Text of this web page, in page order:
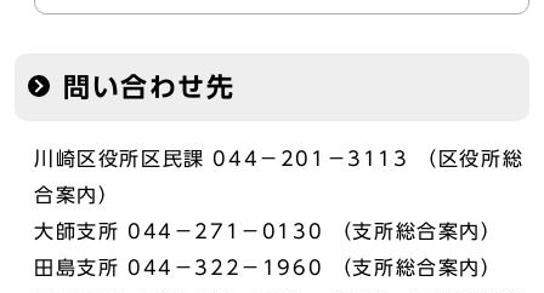
問い合わせ先
川崎区役所区民課 044－201－3113 （区役所総
合案内）
大師支所 044－271－0130 （支所総合案内）
田島支所 044－322－1960 （支所総合案内）